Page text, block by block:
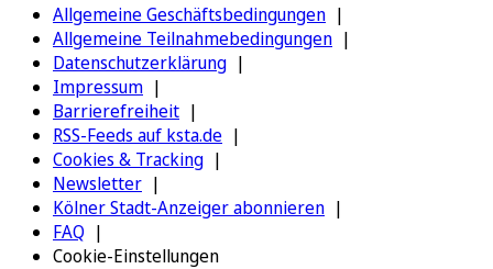
Allgemeine Geschäftsbedingungen
Allgemeine Teilnahmebedingungen
Datenschutzerklärung
Impressum
Barrierefreiheit
RSS-Feeds auf ksta.de
Cookies & Tracking
Newsletter
Kölner Stadt-Anzeiger abonnieren
FAQ
Cookie-Einstellungen